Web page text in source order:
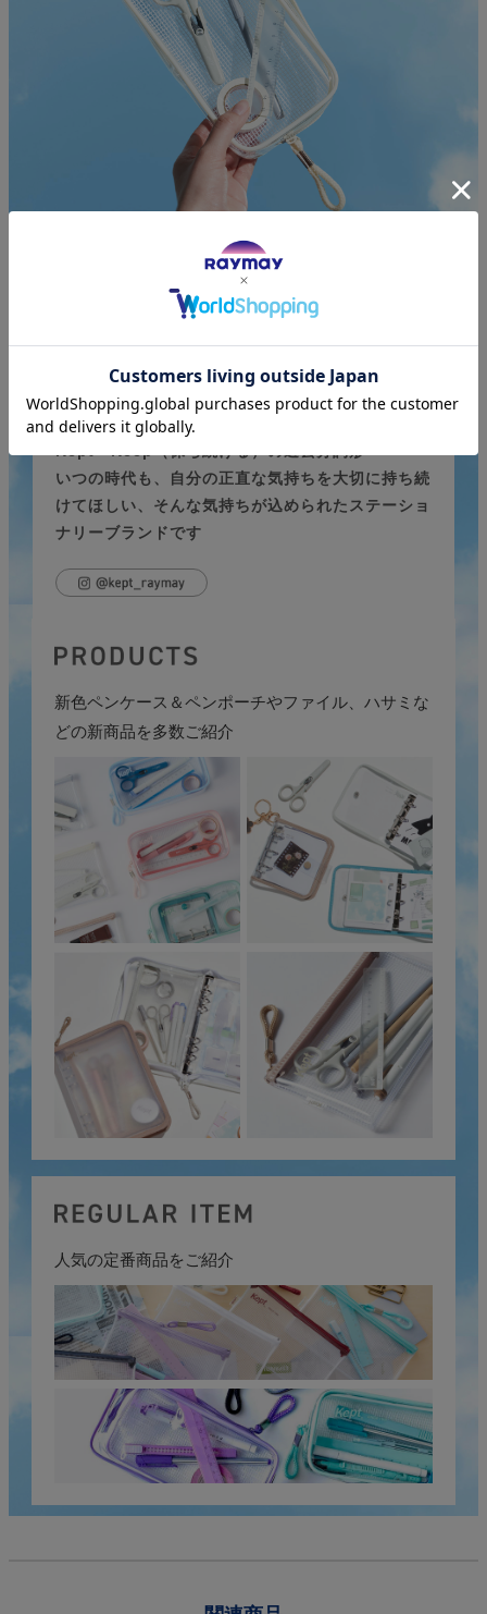
Kept＝Keep（保ち続ける）の過去分詞形
いつの時代も、自分の正直な気持ちを大切に持ち続
けてほしい、 そんな気持ちが込められたステーショ
ナリーブランドです
新色ペンケース＆ペンポーチやファイル、ハサミな
どの新商品を多数ご紹介
人気の定番商品をご紹介